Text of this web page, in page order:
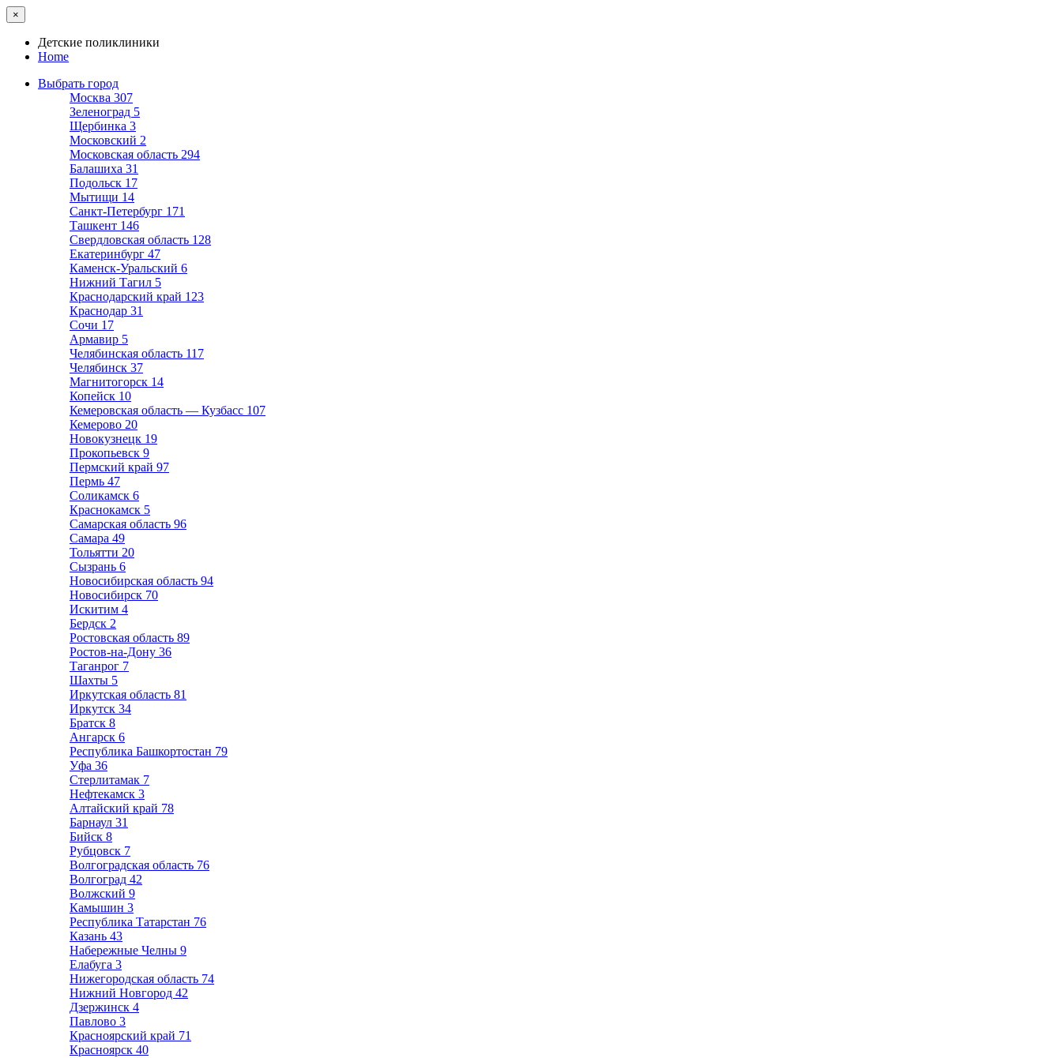
×
Детские поликлиники
Home
Выбрать город
Москва 307
Зеленоград 5
Щербинка 3
Московский 2
Московская область 294
Балашиха 31
Подольск 17
Мытищи 14
Санкт-Петербург 171
Ташкент 146
Свердловская область 128
Екатеринбург 47
Каменск-Уральский 6
Нижний Тагил 5
Краснодарский край 123
Краснодар 31
Сочи 17
Армавир 5
Челябинская область 117
Челябинск 37
Магнитогорск 14
Копейск 10
Кемеровская область — Кузбасс 107
Кемерово 20
Новокузнецк 19
Прокопьевск 9
Пермский край 97
Пермь 47
Соликамск 6
Краснокамск 5
Самарская область 96
Самара 49
Тольятти 20
Сызрань 6
Новосибирская область 94
Новосибирск 70
Искитим 4
Бердск 2
Ростовская область 89
Ростов-на-Дону 36
Таганрог 7
Шахты 5
Иркутская область 81
Иркутск 34
Братск 8
Ангарск 6
Республика Башкортостан 79
Уфа 36
Стерлитамак 7
Нефтекамск 3
Алтайский край 78
Барнаул 31
Бийск 8
Рубцовск 7
Волгоградская область 76
Волгоград 42
Волжский 9
Камышин 3
Республика Татарстан 76
Казань 43
Набережные Челны 9
Елабуга 3
Нижегородская область 74
Нижний Новгород 42
Дзержинск 4
Павлово 3
Красноярский край 71
Красноярск 40